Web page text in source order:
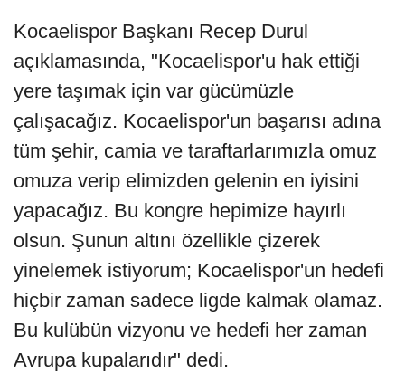
Kocaelispor Başkanı Recep Durul
açıklamasında, "Kocaelispor'u hak ettiği
yere taşımak için var gücümüzle
çalışacağız. Kocaelispor'un başarısı adına
tüm şehir, camia ve taraftarlarımızla omuz
omuza verip elimizden gelenin en iyisini
yapacağız. Bu kongre hepimize hayırlı
olsun. Şunun altını özellikle çizerek
yinelemek istiyorum; Kocaelispor'un hedefi
hiçbir zaman sadece ligde kalmak olamaz.
Bu kulübün vizyonu ve hedefi her zaman
Avrupa kupalarıdır" dedi.